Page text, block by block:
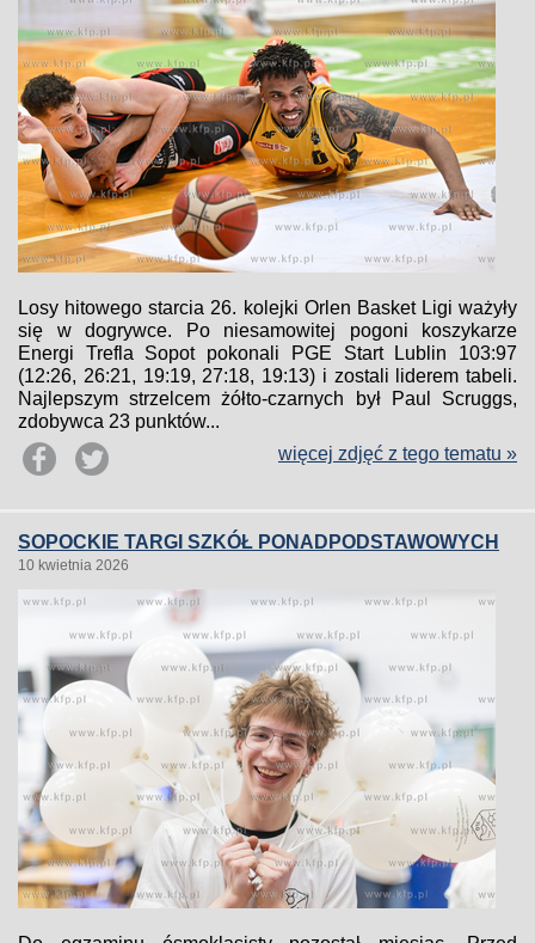
Losy hitowego starcia 26. kolejki Orlen Basket Ligi ważyły
się w dogrywce. Po niesamowitej pogoni koszykarze
Energi Trefla Sopot pokonali PGE Start Lublin 103:97
(12:26, 26:21, 19:19, 27:18, 19:13) i zostali liderem tabeli.
Najlepszym strzelcem żółto-czarnych był Paul Scruggs,
zdobywca 23 punktów...
więcej zdjęć z tego tematu »
SOPOCKIE TARGI SZKÓŁ PONADPODSTAWOWYCH
10 kwietnia 2026